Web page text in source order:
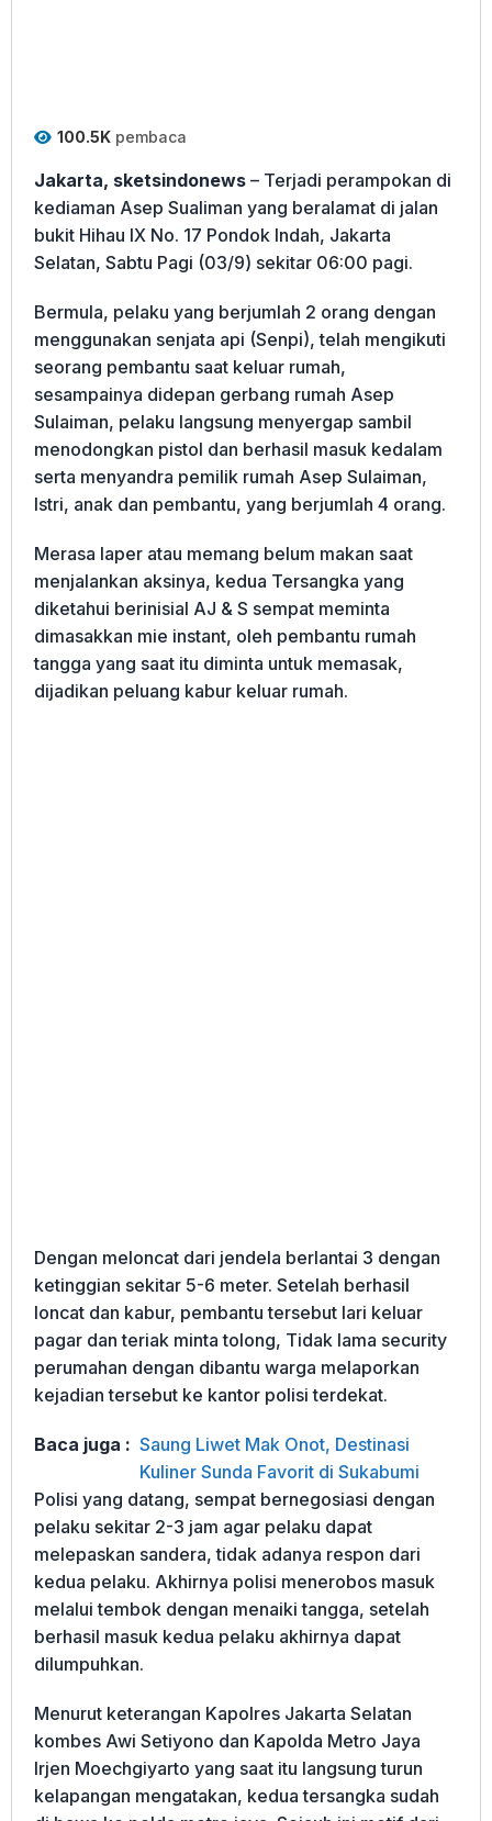
100.5K pembaca
Jakarta, sketsindonews – Terjadi perampokan di
kediaman Asep Sualiman yang beralamat di jalan
bukit Hihau IX No. 17 Pondok Indah, Jakarta
Selatan, Sabtu Pagi (03/9) sekitar 06:00 pagi.
Bermula, pelaku yang berjumlah 2 orang dengan
menggunakan senjata api (Senpi), telah mengikuti
seorang pembantu saat keluar rumah,
sesampainya didepan gerbang rumah Asep
Sulaiman, pelaku langsung menyergap sambil
menodongkan pistol dan berhasil masuk kedalam
serta menyandra pemilik rumah Asep Sulaiman,
Istri, anak dan pembantu, yang berjumlah 4 orang.
Merasa laper atau memang belum makan saat
menjalankan aksinya, kedua Tersangka yang
diketahui berinisial AJ & S sempat meminta
dimasakkan mie instant, oleh pembantu rumah
tangga yang saat itu diminta untuk memasak,
dijadikan peluang kabur keluar rumah.
Dengan meloncat dari jendela berlantai 3 dengan
ketinggian sekitar 5-6 meter. Setelah berhasil
loncat dan kabur, pembantu tersebut lari keluar
pagar dan teriak minta tolong, Tidak lama security
perumahan dengan dibantu warga melaporkan
kejadian tersebut ke kantor polisi terdekat.
Baca juga : Saung Liwet Mak Onot, Destinasi
Kuliner Sunda Favorit di Sukabumi
Polisi yang datang, sempat bernegosiasi dengan
pelaku sekitar 2-3 jam agar pelaku dapat
melepaskan sandera, tidak adanya respon dari
kedua pelaku. Akhirnya polisi menerobos masuk
melalui tembok dengan menaiki tangga, setelah
berhasil masuk kedua pelaku akhirnya dapat
dilumpuhkan.
Menurut keterangan Kapolres Jakarta Selatan
kombes Awi Setiyono dan Kapolda Metro Jaya
Irjen Moechgiyarto yang saat itu langsung turun
kelapangan mengatakan, kedua tersangka sudah